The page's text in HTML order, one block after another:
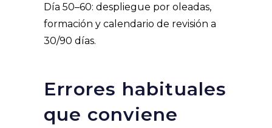
Día 50–60: despliegue por oleadas,
formación y calendario de revisión a
30/90 días.
Errores habituales
que conviene